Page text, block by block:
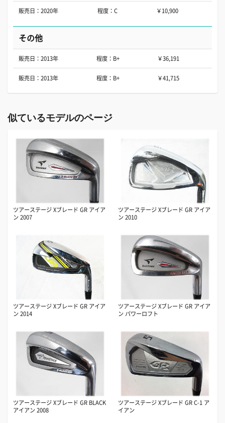
販売日：2020年 程度：C ￥10,900
その他
販売日：2013年 程度：B+ ￥36,191
販売日：2013年 程度：B+ ￥41,715
似ているモデルのページ
ツアーステージ Xブレード GR アイア
ン 2007
ツアーステージ Xブレード GR アイア
ン 2010
ツアーステージ Xブレード GR アイア
ン 2014
ツアーステージ Xブレード GR アイア
ン パワーロフト
ツアーステージ Xブレード GR BLACK
アイアン 2008
ツアーステージ Xブレード GR C-1 ア
イアン